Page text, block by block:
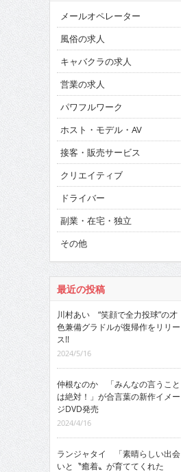
メールオペレーター
風俗の求人
キャバクラの求人
営業の求人
パワフルワーク
ホスト・モデル・AV
接客・販売サービス
クリエイティブ
ドライバー
副業・在宅・独立
その他
最近の投稿
川村あい “笑顔で全力投球”の才
色兼備グラドルが復帰作をリリー
ス!!
2024/5/16
仲根なのか 「みんなの言うこと
は絶対！」が合言葉の新作イメー
ジDVD発売
2024/4/16
ランジャタイ 「素晴らしい出会
いと〝癒着〟が育ててくれた